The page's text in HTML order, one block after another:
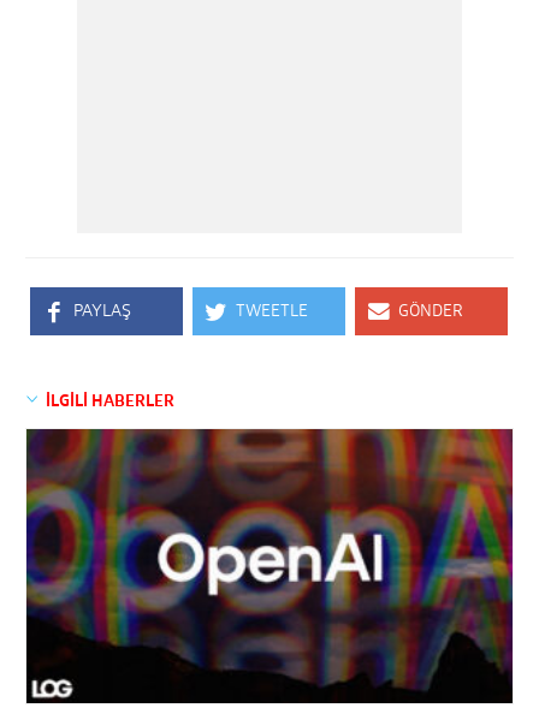
PAYLAŞ TWEETLE GÖNDER
İLGİLİ HABERLER